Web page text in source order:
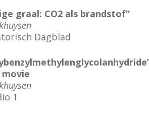
graal: CO2 als brandstof”
Dagblad
movie
1